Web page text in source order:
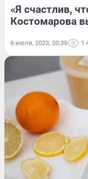
«Я счастлив,
Костомарова
6 июля, 2023, 20:39 1